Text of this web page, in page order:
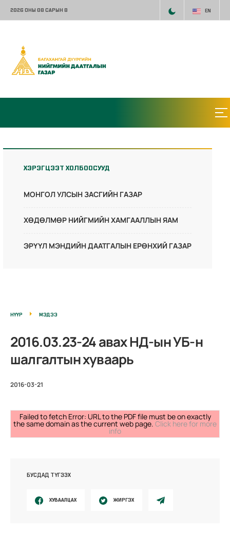
2026 ОНЫ 08 САРЫН 8 EN
ХЭРЭГЦЭЭТ ХОЛБООСУУД
МОНГОЛ УЛСЫН ЗАСГИЙН ГАЗАР
ХӨДӨЛМӨР НИЙГМИЙН ХАМГААЛЛЫН ЯАМ
ЭРҮҮЛ МЭНДИЙН ДААТГАЛЫН ЕРӨНХИЙ ГАЗАР
НҮҮР МЭДЭЭ
2016.03.23-24 авах НД-ын УБ-н
шалгалтын хуваарь
2016-03-21
Failed to fetch Error: URL to the PDF file must be on exactly
the same domain as the current web page. Click here for more
info
БУСДАД ТҮГЭЭХ
ХУВААЛЦАХ ЖИРГЭХ